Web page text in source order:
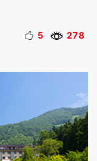
5 278